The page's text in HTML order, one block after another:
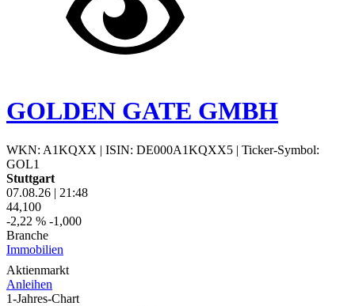
GOLDEN GATE GMBH
WKN: A1KQXX | ISIN: DE000A1KQXX5 | Ticker-Symbol:
GOL1
Stuttgart
07.08.26 | 21:48
44,100
-2,22 % -1,000
Branche
Immobilien
Aktienmarkt
Anleihen
1-Jahres-Chart